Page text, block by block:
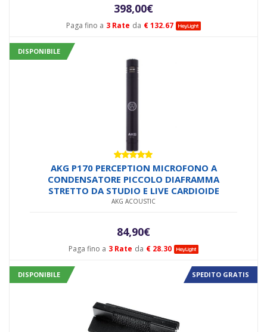
Paga fino a 3 Rate da € 132.67
398,00€
DISPONIBILE
Paga fino a 3 Rate da € 28.30
Valutato
5.00su 5
AKG P170 PERCEPTION MICROFONO A
CONDENSATORE PICCOLO DIAFRAMMA
STRETTO DA STUDIO E LIVE CARDIOIDE
AKG ACOUSTIC
84,90€
DISPONIBILE SPEDITO GRATIS